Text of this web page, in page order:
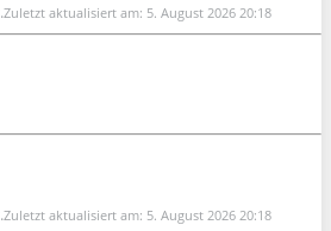
Zuletzt aktualisiert am: 5. August 2026 20:18
Zuletzt aktualisiert am: 5. August 2026 20:18